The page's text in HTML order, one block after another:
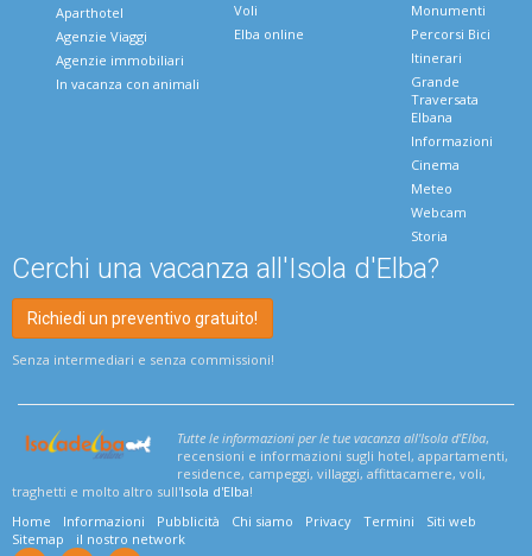
Aparthotel
Agenzie Viaggi
Agenzie immobiliari
In vacanza con animali
Voli
Elba online
Monumenti
Percorsi Bici
Itinerari
Grande
Traversata
Elbana
Informazioni
Cinema
Meteo
Webcam
Storia
Cerchi una vacanza all'Isola d'Elba?
Richiedi un preventivo gratuito!
Senza intermediari e senza commissioni!
Tutte le informazioni per le tue vacanza all'Isola d'Elba,
recensioni e informazioni sugli hotel, appartamenti,
residence, campeggi, villaggi, affittacamere, voli,
traghetti e molto altro sull'Isola d'Elba!
Home
Informazioni Pubblicità Chi siamo Privacy Termini
Siti web
Sitemap
il nostro network